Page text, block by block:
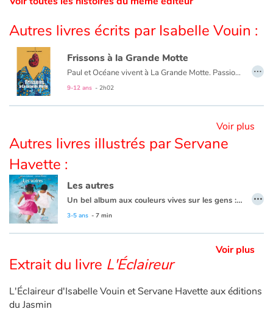
Blog
Actualités
Par thématique
Contes d'ici et d'ailleurs
Autour de la lecture
Apprendre à lire
Activités et ateliers
Apprendre les langues
Autres livres écrits par Isabelle Vouin :
Frissons à la Grande Motte
Paul et Océane vivent à La Grande Motte. Passionnés de biologie marine, ils ont installé un labo dans le vieil hôpital du Boucanet. C’est la “Plank”. Mais depuis quelque temps, leur existence bascule dans l’angoisse. Comme si « la bande à Bryan » ne suffisait pas à pourrir leurs journées, des évènements étranges se produisent au point de mettre leur vie en danger.
9-12 ans - 2h02
…
Voir plus
Autres livres illustrés par Servane
Havette :
Les autres
Un bel album aux couleurs vives sur les gens : les petits et les grands, les rouges et les jaunes, ceux qui n’ont pas de maisons et ceux qui en ont, ceux que l’on connaît et les autres que l’on ne connaît pas encore. Des gens tous différents mais tous pareils.
3-5 ans - 7 min
…
Voir plus
Extrait du livre L'Éclaireur
L'Éclaireur d'Isabelle Vouin et Servane Havette aux éditions
du Jasmin